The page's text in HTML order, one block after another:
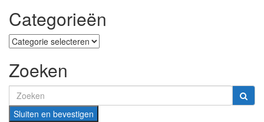
Categorieën
Categorieën
Zoeken
Search
for: